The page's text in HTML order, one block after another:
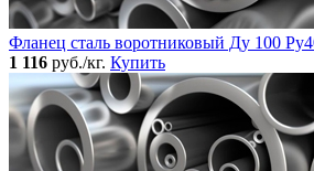
Фланец сталь воротниковый Ду 100
1 116 руб./кг. Купить